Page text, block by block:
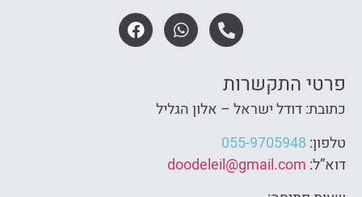
פרטי התקשרות
כתובת: דודל ישראל – אלון הגליל
טלפון: 055-9705948
דוא”ל: doodeleil@gmail.com